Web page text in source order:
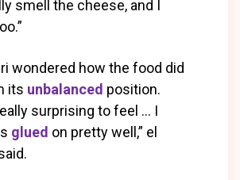
smell the cheese, and I
wondered how the food did
its unbalanced position.
surprising to feel … I
glued on pretty well,” el